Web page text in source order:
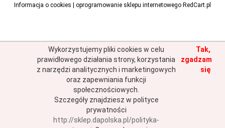
Informacja o cookies | oprogramowanie sklepu internetowego RedCart.pl
Wykorzystujemy pliki cookies w celu
prawidłowego działania strony, korzystania
z narzędzi analitycznych i marketingowych
oraz zapewniania funkcji
społecznościowych.
Szczegóły znajdziesz w polityce
prywatności
http://sklep.dapolska.pl/polityka-
Tak,
zgadzam
się